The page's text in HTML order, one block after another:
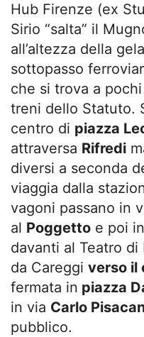
Hub Firenze (ex
Sirio “salta” il
all’altezza della
sottopasso
che si trova a
treni dello Statuto.
centro di piazza
attraversa Rifredi
diversi a seconda
viaggia dalla
vagoni passano in
al Poggetto e poi
davanti al Teatro
da Careggi verso il
fermata in piazza
in via Carlo
pubblico.